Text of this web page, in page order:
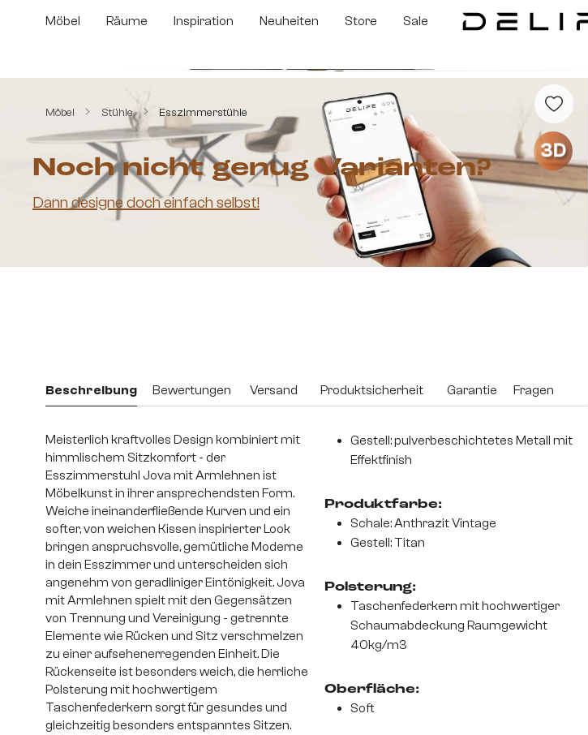
Hauptinhalt springen
Zur Suche springen
Zur Hauptnavigation springen
Möbel Räume Inspiration Neuheiten Store Sale
Möbel Stühle Esszimmerstühle
Bildergalerie überspringen
3D
Noch nicht genug Varianten?
Dann designe doch einfach selbst!
Beschreibung Bewertungen Versand Produktsicherheit Garantie Fragen
Meisterlich kraftvolles Design kombiniert mit
himmlischem Sitzkomfort - der
Esszimmerstuhl Jova mit Armlehnen ist
Möbelkunst in ihrer ansprechendsten Form.
Weiche ineinanderfließende Kurven und ein
softer, von weichen Kissen inspirierter Look
bringen anspruchsvolle, gemütliche Moderne
in dein Esszimmer und unterscheiden sich
angenehm von geradliniger Eintönigkeit. Jova
mit Armlehnen spielt mit den Gegensätzen
von Trennung und Vereinigung - getrennte
Elemente wie Rücken und Sitz verschmelzen
zu einer aufsehenerregenden Einheit. Die
Rückenseite ist besonders weich, die herrliche
Polsterung mit hochwertigem
Taschenfederkern sorgt für gesundes und
gleichzeitig besonders entspanntes Sitzen.
Gestell: pulverbeschichtetes Metall mit
Effektfinish
Produktfarbe:
Schale: Anthrazit Vintage
Gestell: Titan
Polsterung:
Taschenfederkern mit hochwertiger
Schaumabdeckung Raumgewicht
40kg/m3
Oberfläche:
Soft